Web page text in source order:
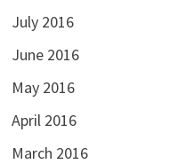
July 2016
June 2016
May 2016
April 2016
March 2016